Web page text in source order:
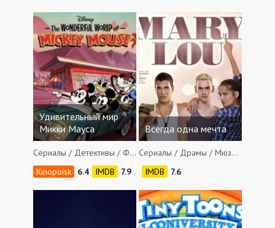
Удивительный мир
Микки Мауса
Сериалы / Детективы / Фантастика / Приключения / Вестерны / Фэнтези / Комедии / Семейные / Мюзиклы / Короткометражные
6.4
7.9
Всегда одна мечта
Сериалы / Драмы / Мюзиклы
7.6